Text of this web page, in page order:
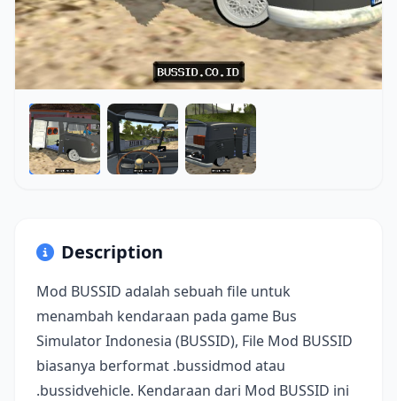
Description
Mod BUSSID adalah sebuah file untuk
menambah kendaraan pada game Bus
Simulator Indonesia (BUSSID), File Mod BUSSID
biasanya berformat .bussidmod atau
.bussidvehicle. Kendaraan dari Mod BUSSID ini